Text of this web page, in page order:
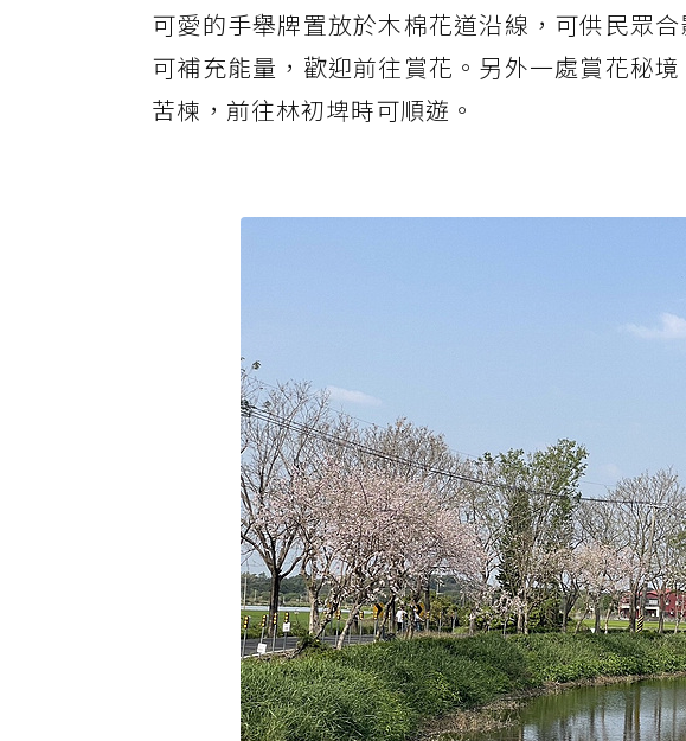
可愛的手舉牌置放於木棉花道沿線，可供民眾
可補充能量，歡迎前往賞花。另外一處賞花秘
苦楝，前往林初埤時可順遊。